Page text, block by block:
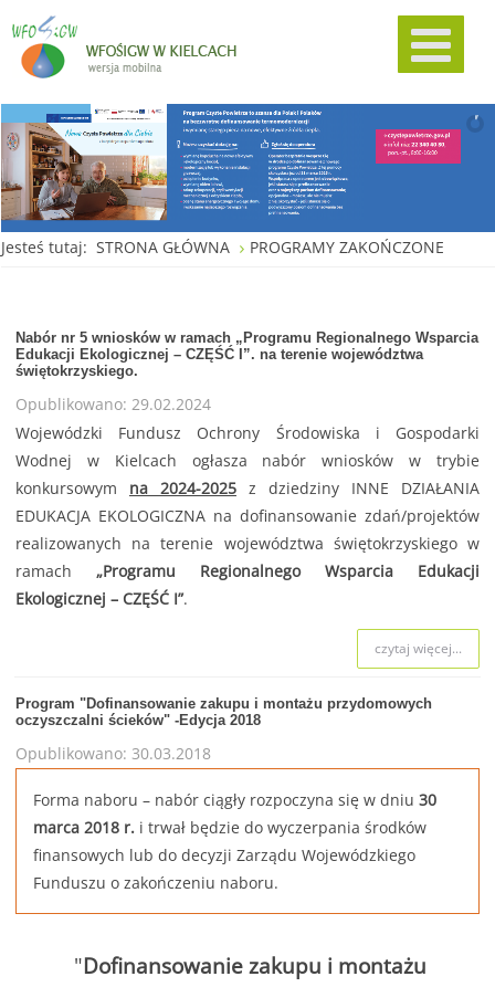
Jesteś tutaj: STRONA GŁÓWNA PROGRAMY ZAKOŃCZONE
Nabór nr 5 wniosków w ramach „Programu Regionalnego Wsparcia
Edukacji Ekologicznej – CZĘŚĆ I”. na terenie województwa
świętokrzyskiego.
Opublikowano: 29.02.2024
Wojewódzki Fundusz Ochrony Środowiska i Gospodarki
Wodnej w Kielcach ogłasza nabór wniosków w trybie
konkursowym na 2024-2025z dziedziny INNE DZIAŁANIA
EDUKACJA EKOLOGICZNA na dofinansowanie zdań/projektów
realizowanych na terenie województwa świętokrzyskiego w
ramach „Programu Regionalnego Wsparcia Edukacji
Ekologicznej – CZĘŚĆ I”.
czytaj więcej...
Program "Dofinansowanie zakupu i montażu przydomowych
oczyszczalni ścieków" -Edycja 2018
Opublikowano: 30.03.2018
Forma naboru – nabór ciągły rozpoczyna się w dniu 30
marca 2018 r.i trwał będzie do wyczerpania środków
finansowych lub do decyzji Zarządu Wojewódzkiego
Funduszu o zakończeniu naboru.
"Dofinansowanie zakupu i montażu